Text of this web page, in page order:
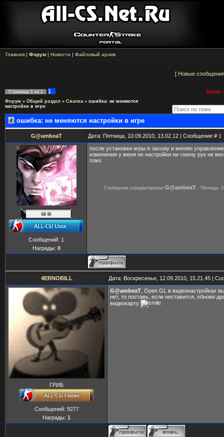
Главная | Форум | Новости | Файловый архив
[ Новые
Страница 1 из 1 1
Архив -
Форум » Общий раздел » Свалка » ошибка: не меняются
настройки в игре
ошибка: не меняются настройки в игре
G@ambeaT Дата: Пятница, 10.09.2010, 13.02.12 | Сообщение # 1
Сообщений: 1
Награды: 0
после установки игры я захожу и меняю
изменения у меня не настройки ни смену рук не
плиз
Сообщение отредактировал G@ambeaT - Пятница,
4ERNOBILL Дата: Воскресенье, 12.09.2010, 15.21.45 |
ГРИБ
Сообщений: 9277
Награды: 1
G@ambeaT , Open GL в видеонастройках
нет, то поставь, если неставится, обнови
видеокарту